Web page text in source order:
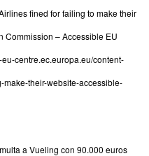
fined for failing to make their
Commission – Accessible EU
centre.ec.europa.eu/content-
their-website-accessible-
a Vueling con 90.000 euros